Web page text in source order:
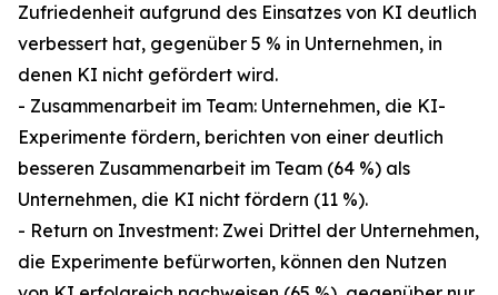
Zufriedenheit aufgrund des Einsatzes von KI deutlich
verbessert hat, gegenüber 5 % in Unternehmen, in
denen KI nicht gefördert wird.
- Zusammenarbeit im Team: Unternehmen, die KI-
Experimente fördern, berichten von einer deutlich
besseren Zusammenarbeit im Team (64 %) als
Unternehmen, die KI nicht fördern (11 %).
- Return on Investment: Zwei Drittel der Unternehmen,
die Experimente befürworten, können den Nutzen